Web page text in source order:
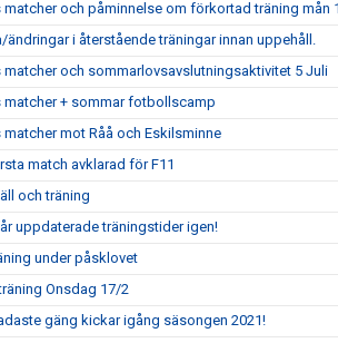
matcher och påminnelse om förkortad träning mån
ändringar i återstående träningar innan uppehåll.
matcher och sommarlovsavslutningsaktivitet 5 Juli
matcher + sommar fotbollscamp
matcher mot Råå och Eskilsminne
match avklarad för F11
och träning
uppdaterade träningstider igen!
under påsklovet
Onsdag 17/2
gäng kickar igång säsongen 2021!